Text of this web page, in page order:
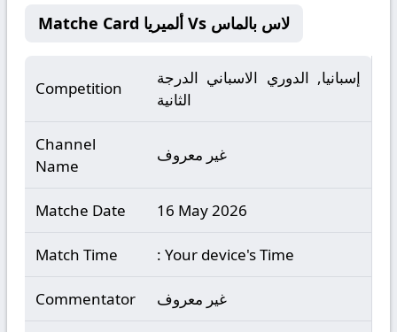
Matche Card ألميريا Vs لاس بالماس
Competition
إسبانيا, الدوري الاسباني الدرجة
الثانية
Channel
Name
غير معروف
Matche Date 16 May 2026
Match Time : Your device's Time
Commentator غير معروف